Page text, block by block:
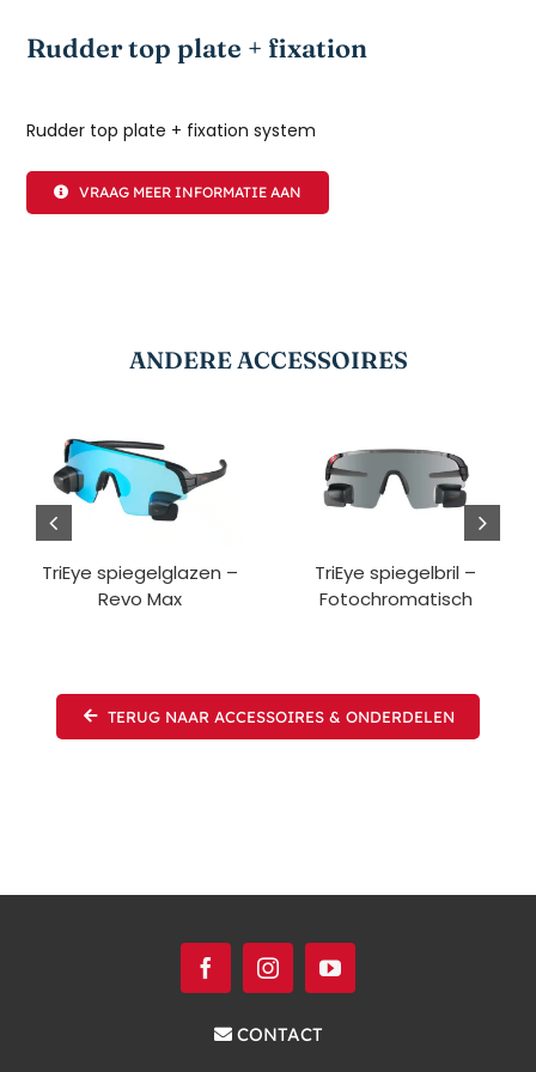
Rudder top plate + fixation
Rudder top plate + fixation system
VRAAG MEER INFORMATIE AAN
ANDERE ACCESSOIRES
TriEye spiegelglazen –
Revo Max
TriEye spiegelbril –
Fotochromatisch
TERUG NAAR ACCESSOIRES & ONDERDELEN
CONTACT